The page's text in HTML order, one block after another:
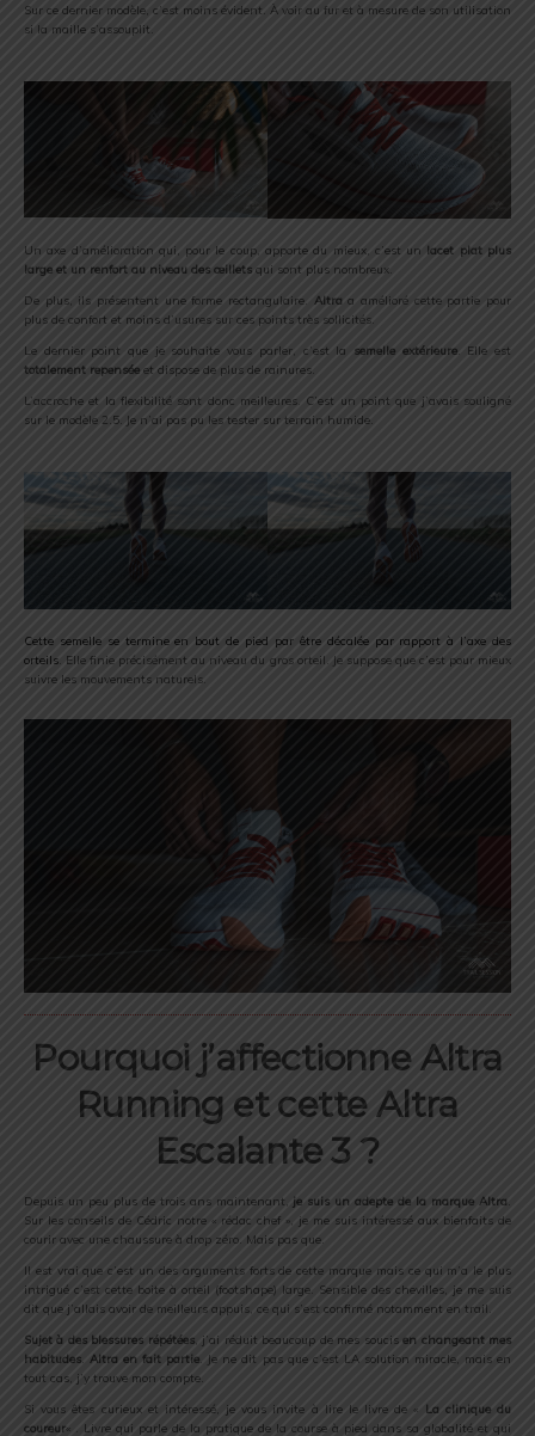
Sur ce dernier modèle, c’est moins évident. À voir au fur et à mesure de son utilisation
si la maille s’assouplit.
Un axe d’amélioration qui, pour le coup, apporte du mieux, c’est un lacet plat plus
large et un renfort au niveau des œillets qui sont plus nombreux.
De plus, ils présentent une forme rectangulaire. Altra a amélioré cette partie pour
plus de confort et moins d’usures sur ces points très sollicités.
Le dernier point que je souhaite vous parler, c’est la semelle extérieure. Elle est
totalement repensée et dispose de plus de rainures.
L’accroche et la flexibilité sont donc meilleures. C’est un point que j’avais souligné
sur le modèle 2.5. Je n’ai pas pu les tester sur terrain humide.
Cette semelle se termine en bout de pied par être décalée par rapport à l’axe des
orteils. Elle finie précisément au niveau du gros orteil. Je suppose que c’est pour mieux
suivre les mouvements naturels.
Pourquoi j’affectionne Altra
Running et cette Altra
Escalante 3 ?
Depuis un peu plus de trois ans maintenant, je suis un adepte de la marque Altra.
Sur les conseils de Cédric notre « rédac chef », je me suis intéressé aux bienfaits de
courir avec une chaussure à drop zéro. Mais pas que.
Il est vrai que c’est un des arguments forts de cette marque mais ce qui m’a le plus
intrigué c’est cette boite à orteil (footshape) large. Sensible des chevilles, je me suis
dit que j’allais avoir de meilleurs appuis, ce qui s’est confirmé notamment en trail.
Sujet à des blessures répétées, j’ai réduit beaucoup de mes soucis en changeant mes
habitudes .Altra en fait partie . Je ne dit pas que c’est LA solution miracle, mais en
tout cas, j’y trouve mon compte.
Si vous êtes curieux et intéressé, je vous invite à lire le livre de «
La clinique du
coureur« . Livre qui parle de la pratique de la course à pied dans sa globalité et qui